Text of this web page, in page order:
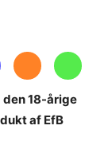
18-årige
af EfB